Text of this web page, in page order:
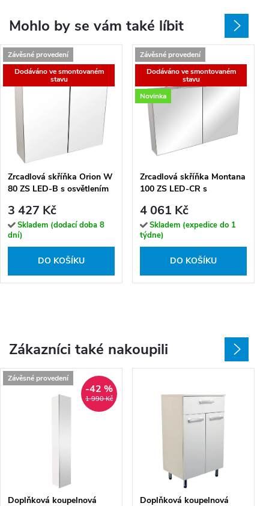
Mohlo by se vám také líbit
Závěsné provedení
Dodáváno ve smontovaném
stavu
Zrcadlová skříňka Orion W
80 ZS LED-B s osvětlením
3 427 Kč
Skladem (dodací doba 8
dní)
DO KOŠÍKU
Závěsné provedení
Dodáváno ve smontovaném
stavu
Novinka
Zrcadlová skříňka Montana
100 ZS LED-CR s
chrom
4 061 Kč
Skladem (expedice do 1
týdne)
DO KOŠÍKU
Zákazníci také nakoupili
1 990 Kč
-42 %
Závěsné provedení
Doplňková koupelnová
Doplňková koupelnová